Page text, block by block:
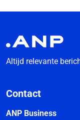
Altijd relevante
Contact
ANP Business